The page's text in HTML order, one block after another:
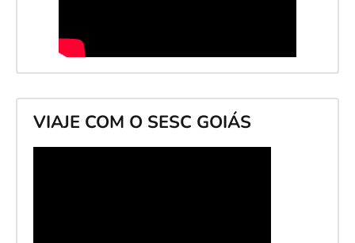
VIAJE COM O SESC GOIÁS